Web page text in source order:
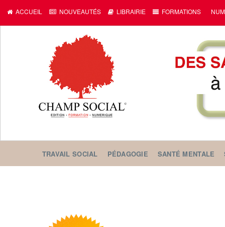
ACCUEIL NOUVEAUTÉS LIBRAIRIE FORMATIONS
TRAVAIL SOCIAL PÉDAGOGIE SANTÉ MENTALE